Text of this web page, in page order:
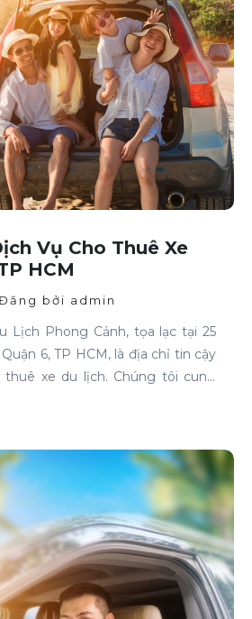
Vụ Cho Thuê Xe
HCM
bởi admin
Lịch Phong Cảnh, tọa lạc tại 25
6, TP HCM, là địa chỉ tin cậy
thuê xe du lịch. Chúng tôi cung